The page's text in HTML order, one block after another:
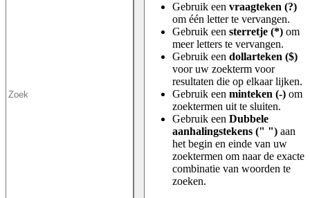
Gebruik een vraagteken (?)
om één letter te vervangen.
Gebruik een sterretje (*) om
meer letters te vervangen.
Gebruik een dollarteken ($)
voor uw zoekterm voor
resultaten die op elkaar lijken.
Gebruik een minteken (-) om
zoektermen uit te sluiten.
Gebruik een Dubbele
aanhalingstekens (" ") aan
het begin en einde van uw
zoektermen om naar de exacte
combinatie van woorden te
zoeken.